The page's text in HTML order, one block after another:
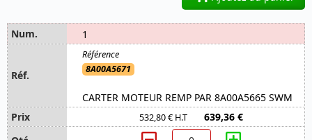
1
8A00A5671
CARTER MOTEUR REMP PAR 8A00A5665 SWM
532,80 € H.T 639,36 €